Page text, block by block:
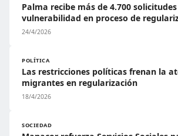
Palma recibe más de 4.700
vulnerabilidad en proceso de
24/4/2026
POLÍTICA
Las restricciones políticas frenan la
migrantes en regularización
18/4/2026
SOCIEDAD